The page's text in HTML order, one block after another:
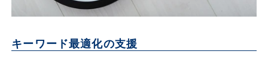
キーワード最適化の支援